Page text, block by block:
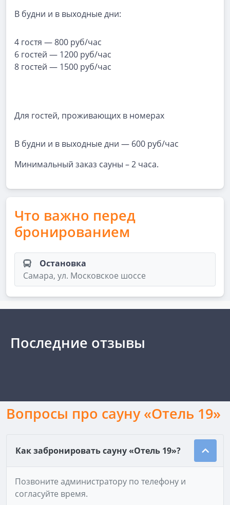
В будни и в выходные дни:
4 гостя — 800 руб/час
6 гостей — 1200 руб/час
8 гостей — 1500 руб/час
Для гостей, проживающих в номерах
В будни и в выходные дни — 600 руб/час
Минимальный заказ сауны – 2 часа.
Что важно перед
бронированием
Остановка
Самара, ул. Московское шоссе
Последние отзывы
Вопросы про сауну «Отель 19»
Как забронировать сауну «Отель 19»?
Позвоните администратору по телефону и
согласуйте время.